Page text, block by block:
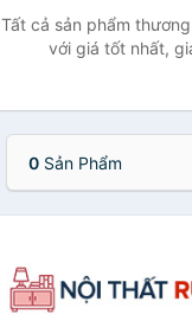
Tất cả sản phẩm
với giá tốt nhất,
0 Sản Phẩm